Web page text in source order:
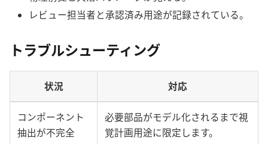
レビュー担当者と承認済み用途が記録されている。
トラブルシューティング
状況 対応
コンポーネント
抽出が不完全
必要部品がモデル化されるまで視
覚計画用途に限定します。